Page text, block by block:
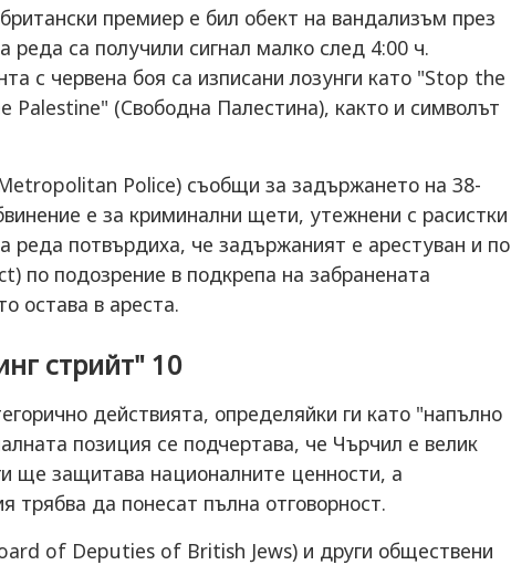
премиер е бил обект на вандализъм през
реда са получили сигнал малко след 4:00 ч.
с червена боя са изписани лозунги като "Stop the
Palestine" (Свободна Палестина), както и символът
Police) съобщи за задържането на 38-
е за криминални щети, утежнени с расистки
реда потвърдиха, че задържаният е арестуван и по
по подозрение в подкрепа на забранената
остава в ареста.
стрийт" 10
действията, определяйки ги като "напълно
позиция се подчертава, че Чърчил е велик
ще защитава националните ценности, а
трябва да понесат пълна отговорност.
of Deputies of British Jews) и други обществени